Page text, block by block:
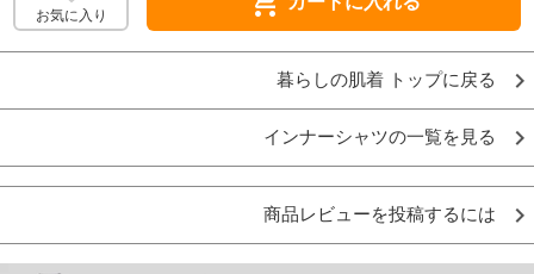
お気に入り
暮らしの肌着 トップに戻る
インナーシャツの一覧を見る
商品レビューを投稿するには